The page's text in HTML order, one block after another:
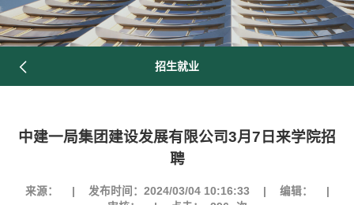
招生就业
中建一局集团建设发展有限公司3月7日来学院招
聘
来源： 发布时间：2024/03/04 10:16:33 编辑：